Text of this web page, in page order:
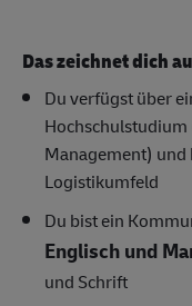
Das zeichnet dich
Du verfügst über
Hochschulstudium
Management)
Logistikumfeld
Du bist ein
Englisch und
und Schrift